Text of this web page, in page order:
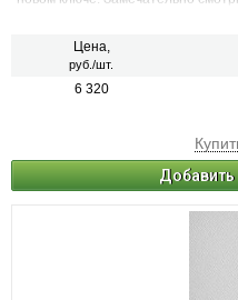
Цена,
руб./шт.
6 320
Добавить